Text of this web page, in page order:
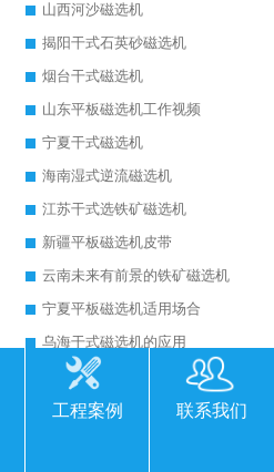
山西河沙磁选机
揭阳干式石英砂磁选机
烟台干式磁选机
山东平板磁选机工作视频
宁夏干式磁选机
海南湿式逆流磁选机
江苏干式选铁矿磁选机
新疆平板磁选机皮带
云南未来有前景的铁矿磁选机
宁夏平板磁选机适用场合
乌海干式磁选机的应用
广西平板高梯度磁选机
陕西皮带永磁滚筒
工程案例 联系我们